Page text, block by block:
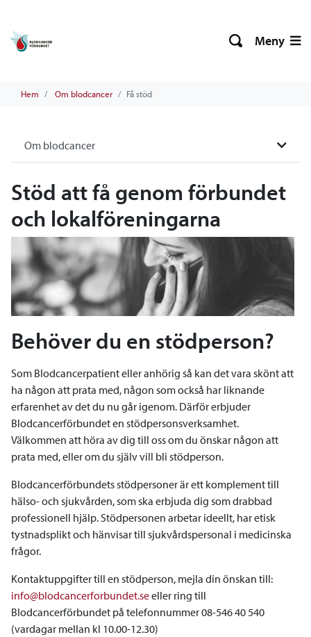
Meny
Hem Om blodcancer Få stöd
Om blodcancer
Stöd att få genom förbundet
och lokalföreningarna
Behöver du en stödperson?
Som Blodcancerpatient eller anhörig så kan det vara skönt att
ha någon att prata med, någon som också har liknande
erfarenhet av det du nu går igenom. Därför erbjuder
Blodcancerförbundet en stödpersonsverksamhet.
Välkommen att höra av dig till oss om du önskar någon att
prata med, eller om du själv vill bli stödperson.
Blodcancerförbundets stödpersoner är ett komplement till
hälso- och sjukvården, som ska erbjuda dig som drabbad
professionell hjälp. Stödpersonen arbetar ideellt, har etisk
tystnadsplikt och hänvisar till sjukvårdspersonal i medicinska
frågor.
Kontaktuppgifter till en stödperson, mejla din önskan till:
info@blodcancerforbundet.seeller ring till
Blodcancerförbundet på telefonnummer 08-546 40 540
(vardagar mellan kl 10.00-12.30)